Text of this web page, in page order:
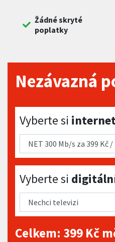
Žádné skryté
poplatky
Nezávazná
Vyberte si internet
Vyberte si
Vyberte si digitální TV
Vyberte si
Celkem: 399 Kč